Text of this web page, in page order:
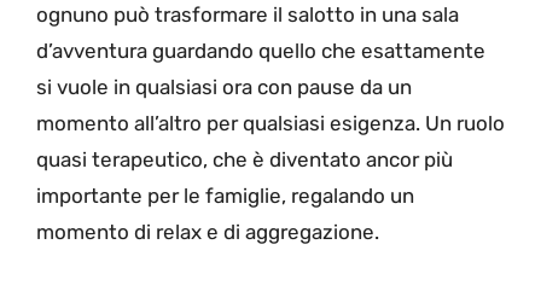
ognuno può trasformare il salotto in una sala
d’avventura guardando quello che esattamente
si vuole in qualsiasi ora con pause da un
momento all’altro per qualsiasi esigenza. Un ruolo
quasi terapeutico, che è diventato ancor più
importante per le famiglie, regalando un
momento di relax e di aggregazione.